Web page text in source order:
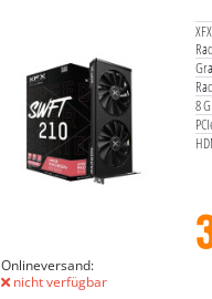
8
Onlineversand:
nicht verfügbar